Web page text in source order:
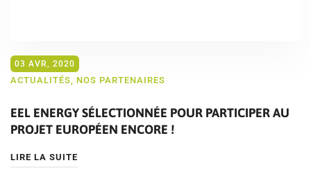
03 AVR, 2020
ACTUALITÉS, NOS PARTENAIRES
EEL ENERGY SÉLECTIONNÉE POUR PARTICIPER AU
PROJET EUROPÉEN ENCORE !
LIRE LA SUITE